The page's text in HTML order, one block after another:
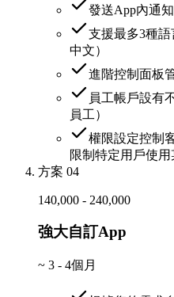
發送App內通
支援最多3種
中文）
進階控制面板
員工帳戶設有
員工）
權限設定控制
限制特定用戶使用
方案 04
140,000 - 240,000
強大自訂App
~ 3 - 4個月